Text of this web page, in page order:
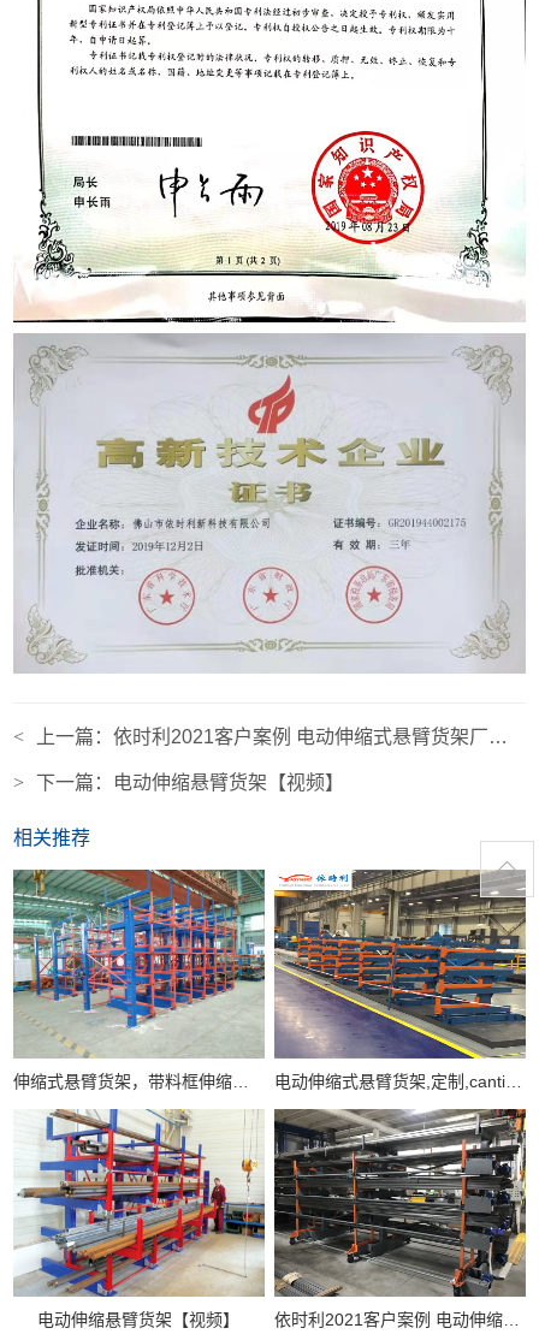
< 上一篇：依时利2021客户案例 电动伸缩式悬臂货架厂家实拍
> 下一篇： 电动伸缩悬臂货架【视频】
相关推荐
电动伸缩悬臂货架【视频】 依时利2021客户案例 电动伸缩式悬臂货架厂家实拍